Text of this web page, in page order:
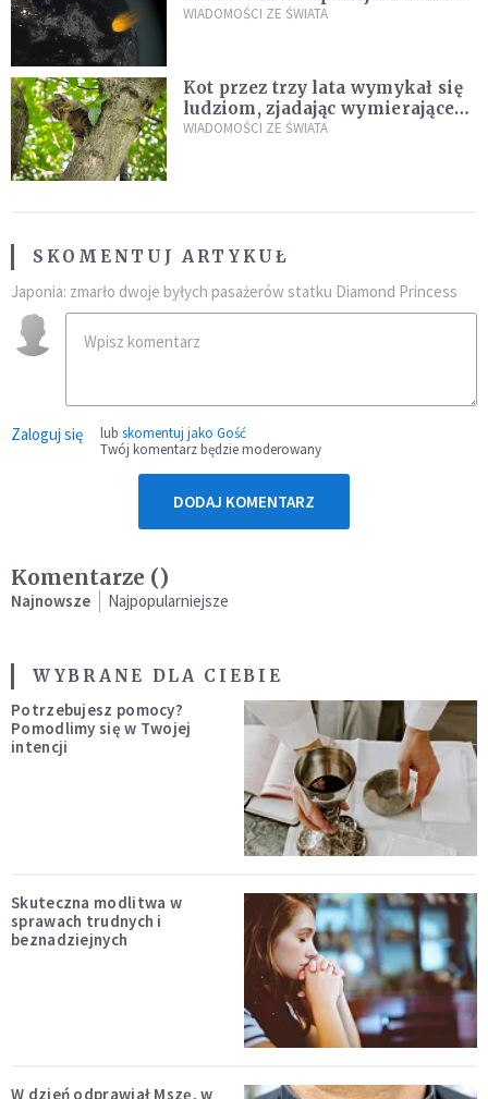
zagrożenia
WIADOMOŚCI ZE ŚWIATA
Kot przez trzy lata wymykał się
ludziom, zjadając wymierające
kaczki. W końcu popełnił
WIADOMOŚCI ZE ŚWIATA
SKOMENTUJ ARTYKUŁ
Japonia: zmarło dwoje byłych pasażerów statku Diamond Princess
Zaloguj się lub skomentuj jako Gość
Twój komentarz będzie moderowany
DODAJ KOMENTARZ
Komentarze ()
Najnowsze Najpopularniejsze
WYBRANE DLA CIEBIE
Potrzebujesz pomocy?
Pomodlimy się w Twojej
intencji
Skuteczna modlitwa w
sprawach trudnych i
beznadziejnych
W dzień odprawiał Mszę, w